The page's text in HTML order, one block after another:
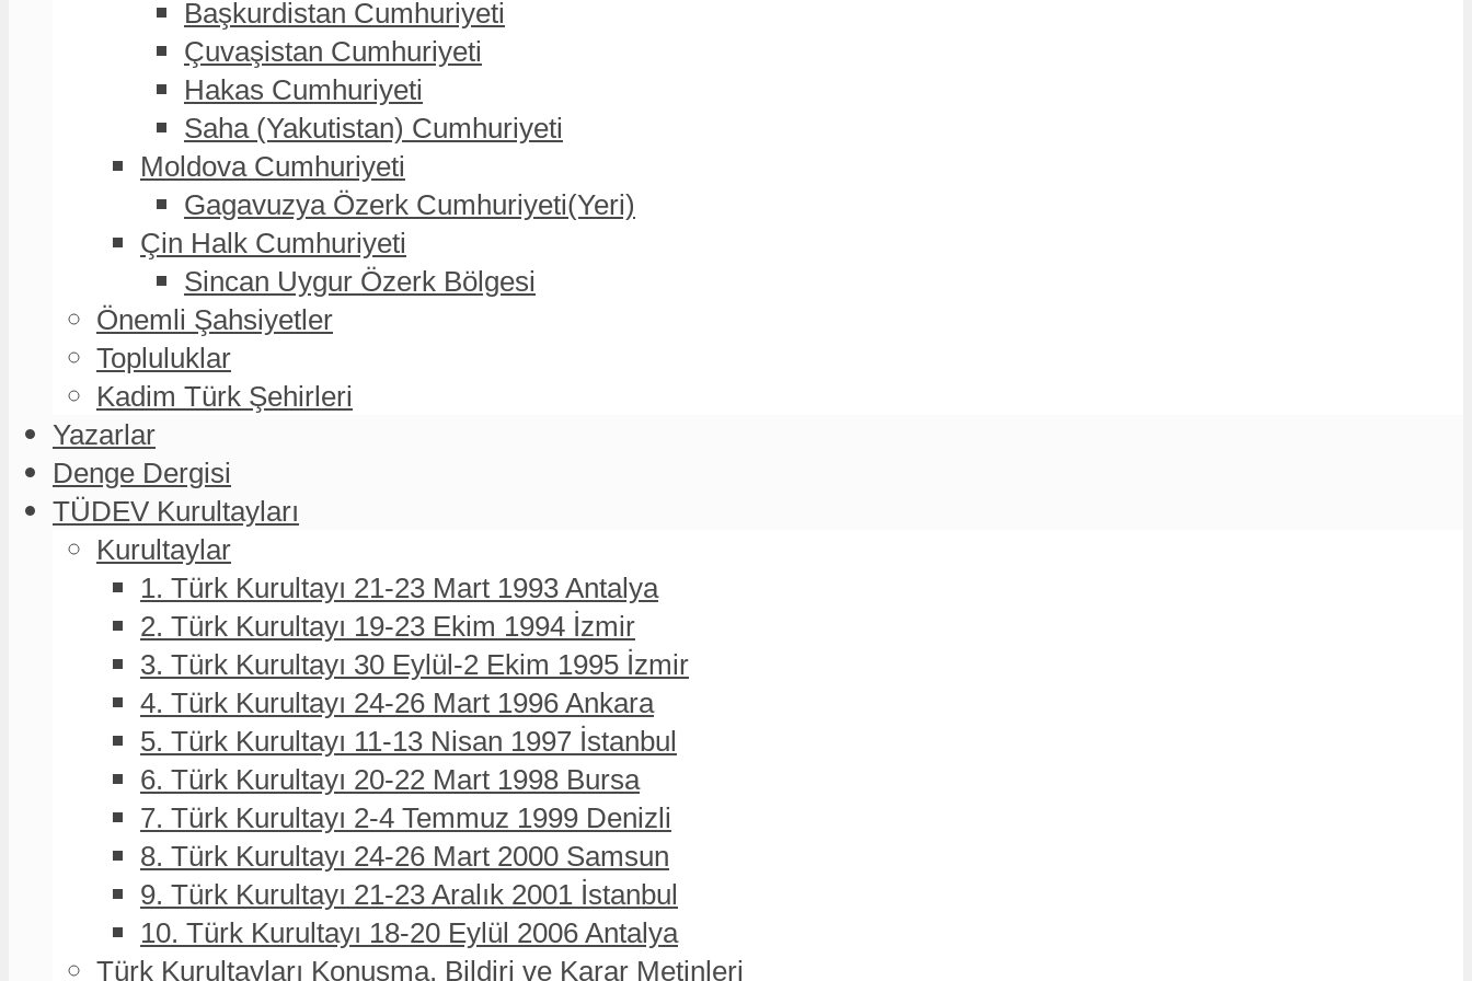
Başkurdistan Cumhuriyeti
Çuvaşistan Cumhuriyeti
Hakas Cumhuriyeti
Saha (Yakutistan) Cumhuriyeti
Moldova Cumhuriyeti
Gagavuzya Özerk Cumhuriyeti(Yeri)
Çin Halk Cumhuriyeti
Sincan Uygur Özerk Bölgesi
Önemli Şahsiyetler
Topluluklar
Kadim Türk Şehirleri
Yazarlar
Denge Dergisi
TÜDEV Kurultayları
Kurultaylar
1. Türk Kurultayı 21-23 Mart 1993 Antalya
2. Türk Kurultayı 19-23 Ekim 1994 İzmir
3. Türk Kurultayı 30 Eylül-2 Ekim 1995 İzmir
4. Türk Kurultayı 24-26 Mart 1996 Ankara
5. Türk Kurultayı 11-13 Nisan 1997 İstanbul
6. Türk Kurultayı 20-22 Mart 1998 Bursa
7. Türk Kurultayı 2-4 Temmuz 1999 Denizli
8. Türk Kurultayı 24-26 Mart 2000 Samsun
9. Türk Kurultayı 21-23 Aralık 2001 İstanbul
10. Türk Kurultayı 18-20 Eylül 2006 Antalya
Türk Kurultayları Konuşma, Bildiri ve Karar Metinleri